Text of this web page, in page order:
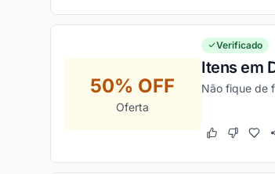
50% OFF
Oferta
Verificado
Itens em
Não fique de
Este cupom
Este